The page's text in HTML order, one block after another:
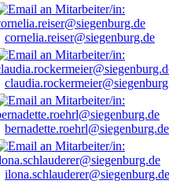
cornelia.reiser@siegenburg.de
bernadette.roehrl@siegenburg.de
ilona.schlauderer@siegenburg.de